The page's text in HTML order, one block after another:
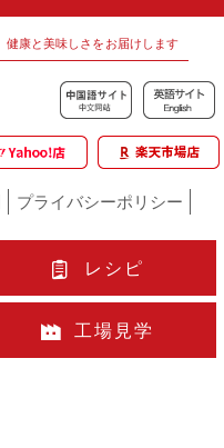
健康と美味しさをお届けします
プライバシーポリシー
レシピ
工場見学